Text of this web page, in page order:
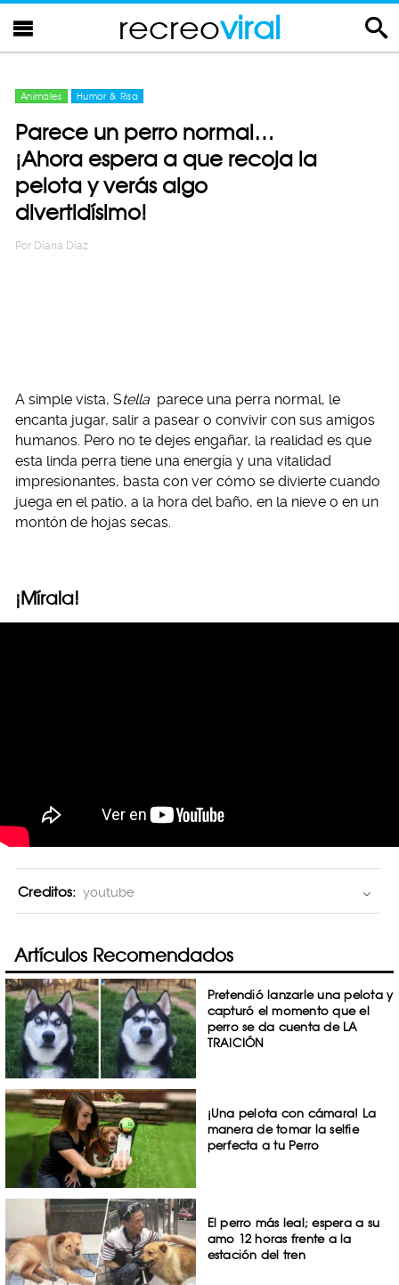
recreoviral
Animales Humor & Risa
Parece un perro normal…
¡Ahora espera a que recoja la
pelota y verás algo
divertidísimo!
Por Diana Diaz
A simple vista, Stella parece una perra normal, le
encanta jugar, salir a pasear o convivir con sus amigos
humanos. Pero no te dejes engañar, la realidad es que
esta linda perra tiene una energía y una vitalidad
impresionantes, basta con ver cómo se divierte cuando
juega en el patio, a la hora del baño, en la nieve o en un
montón de hojas secas.
¡Mírala!
Creditos: youtube
Artículos Recomendados
Pretendió lanzarle una pelota y
capturó el momento que el
perro se da cuenta de LA
TRAICIÓN
¡Una pelota con cámara! La
manera de tomar la selfie
perfecta a tu Perro
El perro más leal; espera a su
amo 12 horas frente a la
estación del tren